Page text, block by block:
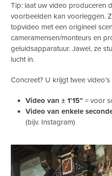
Tip: laat uw video produceren
voorbeelden kan voorleggen.
topvideo met een origineel
cameramensen/monteurs en
geluidsapparatuur. Jawel, ze
lucht in.
Concreet? U krijgt twee
Video van ± 1’15” = voor
Video van enkele
(bijv. Instagram)